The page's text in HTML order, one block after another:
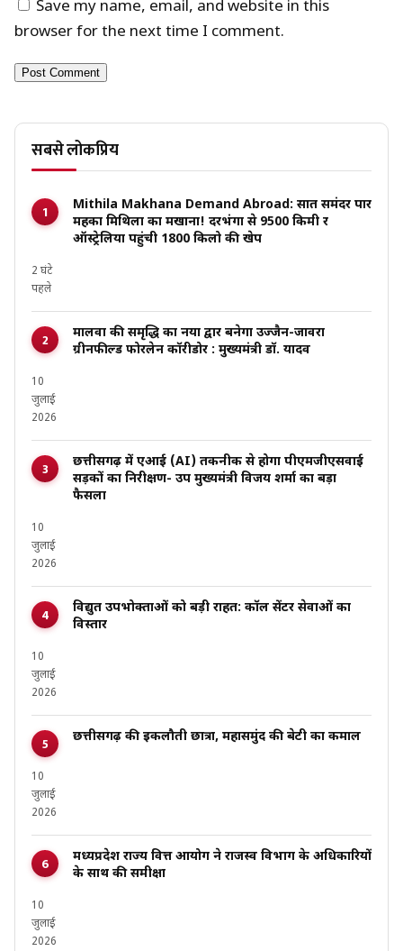
Save my name, email, and website in this
browser for the next time I comment.
सबसे लोकप्रिय
Mithila Makhana Demand Abroad: सात समंदर पार
महका मिथिला का मखाना! दरभंगा से 9500 किमी दूर
ऑस्ट्रेलिया पहुंची 1800 किलो की खेप
2 घंटे
पहले
मालवा की समृद्धि का नया द्वार बनेगा उज्जैन-जावरा
ग्रीनफील्ड फोरलेन कॉरीडोर : मुख्यमंत्री डॉ. यादव
10
जुलाई
2026
छत्तीसगढ़ में एआई (AI) तकनीक से होगा पीएमजीएसवाई
सड़कों का निरीक्षण- उप मुख्यमंत्री विजय शर्मा का बड़ा
फैसला
10
जुलाई
2026
विद्युत उपभोक्ताओं को बड़ी राहत: कॉल सेंटर सेवाओं का
विस्तार
10
जुलाई
2026
छत्तीसगढ़ की इकलौती छात्रा, महासमुंद की बेटी का कमाल
10
जुलाई
2026
मध्यप्रदेश राज्य वित्त आयोग ने राजस्व विभाग के अधिकारियों
के साथ की समीक्षा
10
जुलाई
2026